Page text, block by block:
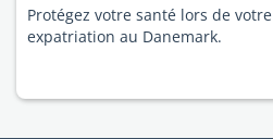
Protégez votre santé lors de votre
expatriation au Danemark.